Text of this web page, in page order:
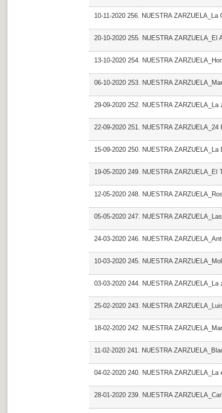
10-11-2020 256. NUESTRA
20-10-2020 255. NUESTRA ZARZUELA_El
13-10-2020 254. NUESTRA
06-10-2020 253. NUESTRA
29-09-2020 252. NUESTRA ZARZUELA_La
22-09-2020 251. NUESTRA
15-09-2020 250. NUESTRA
19-05-2020 249. NUESTRA ZARZUELA_El
12-05-2020 248. NUESTRA
05-05-2020 247. NUESTRA
24-03-2020 246. NUESTRA
10-03-2020 245. NUESTRA
03-03-2020 244. NUESTRA
25-02-2020 243. NUESTRA
18-02-2020 242. NUESTRA
11-02-2020 241. NUESTRA
04-02-2020 240. NUESTRA ZARZUELA_La
28-01-2020 239. NUESTRA